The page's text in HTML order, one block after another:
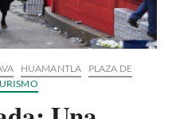
HUAMANTLA
PLAZA DE